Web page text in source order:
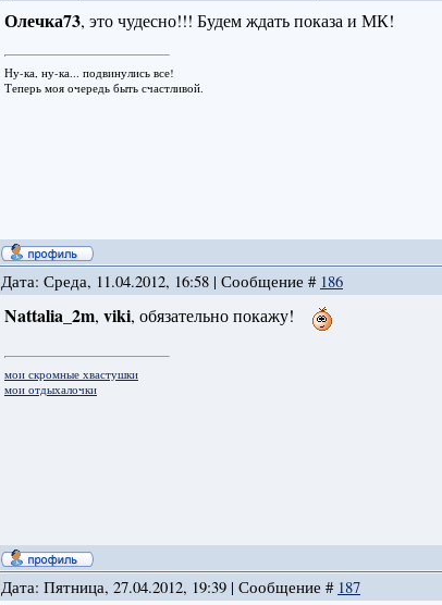
Олечка73, это чудесно!!! Будем ждать показа и МК!
Ну-ка, ну-ка... подвинулись все!
Теперь моя очередь быть счастливой.
Дата: Среда, 11.04.2012, 16:58 | Сообщение # 186
Nattalia_2m, viki, обязательно покажу!
мои скромные хвастушки
мои отдыхалочки
Дата: Пятница, 27.04.2012, 19:39 | Сообщение # 187